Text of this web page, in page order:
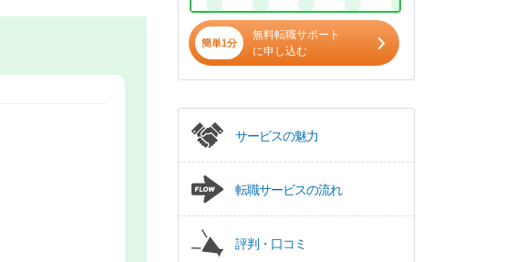
簡単1分
無料転職サポート
に申し込む
サービスの魅力
転職サービスの流れ
評判・口コミ